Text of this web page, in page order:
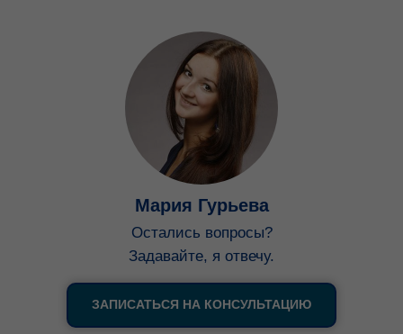
Мария Гурьева
Остались вопросы?
Задавайте, я отвечу.
ЗАПИСАТЬСЯ НА КОНСУЛЬТАЦИЮ